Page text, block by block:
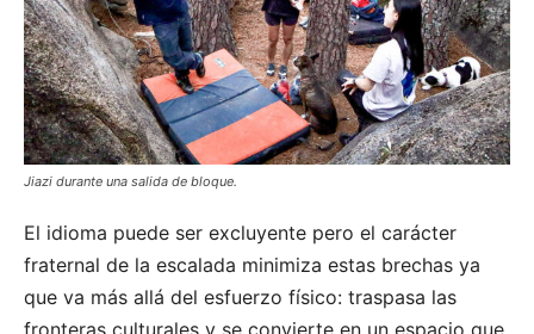
Jiazi durante una salida de bloque.
El idioma puede ser excluyente pero el carácter
fraternal de la escalada minimiza estas brechas ya
que va más allá del esfuerzo físico: traspasa las